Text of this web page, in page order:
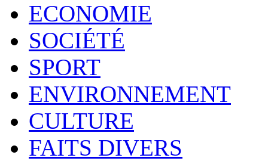
ECONOMIE
SOCIÉTÉ
SPORT
ENVIRONNEMENT
CULTURE
FAITS DIVERS